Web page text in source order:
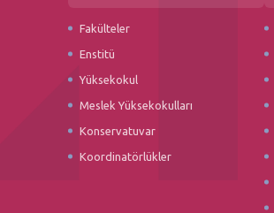
Fakülteler
Enstitü
Yüksekokul
Meslek Yüksekokulları
Konservatuvar
Koordinatörlükler